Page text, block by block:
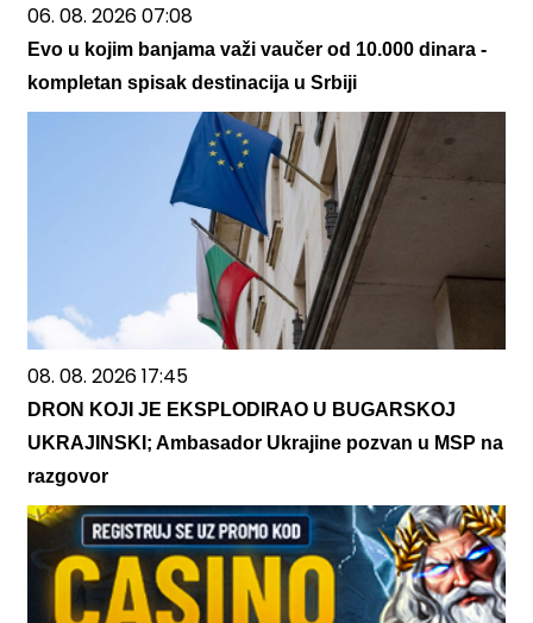
06. 08. 2026 07:08
Evo u kojim banjama važi vaučer od 10.000 dinara -
kompletan spisak destinacija u Srbiji
08. 08. 2026 17:45
DRON KOJI JE EKSPLODIRAO U BUGARSKOJ
UKRAJINSKI; Ambasador Ukrajine pozvan u MSP na
razgovor